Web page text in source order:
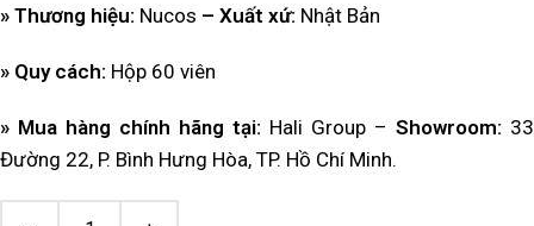
» Thương hiệu: Nucos – Xuất xứ: Nhật Bản
» Quy cách: Hộp 60 viên
» Mua hàng chính hãng tại: Hali Group – Showroom: 33
Đường 22, P. Bình Hưng Hòa, TP. Hồ Chí Minh.